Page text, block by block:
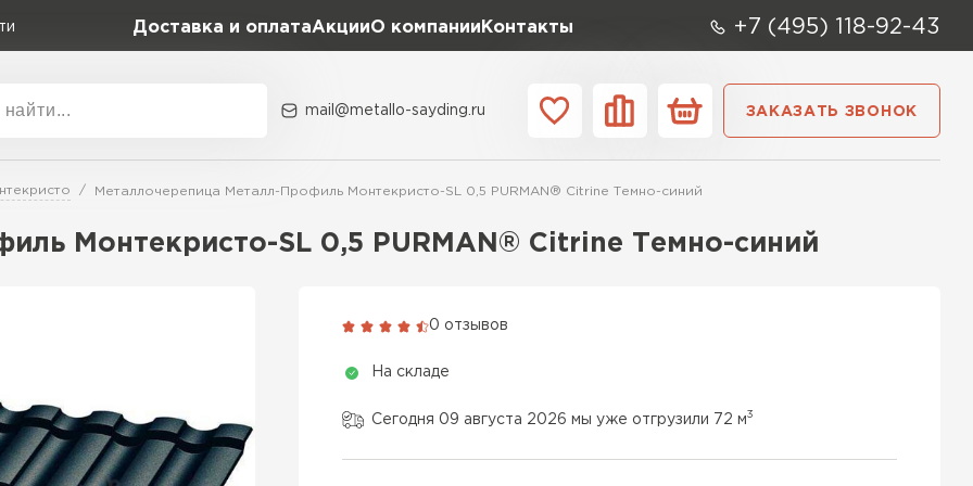
Доставка и оплатаАкцииО компании Контакты +7 (495) 118-92-43
Classic Grand Line
Kamea Grand Line
Монтеррей Grand Line
Доборные элементы
mail@metallo-sayding.ru ЗАКАЗАТЬ ЗВОНОК
Металлочерепица Металл-Профиль Монтекристо-SL 0,5 PURMAN® Citrine Темно-синий
Монтекристо-SL 0,5 PURMAN® Citrine Темно-синий
0 отзывов
На складе
Сегодня 09 августа 2026 мы уже отгрузили 72 м3